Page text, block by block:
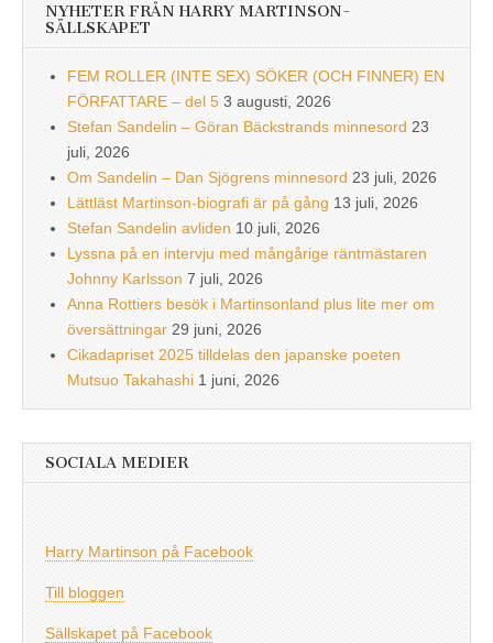
NYHETER FRÅN HARRY MARTINSON-
SÄLLSKAPET
FEM ROLLER (INTE SEX) SÖKER (OCH FINNER) EN
FÖRFATTARE – del 5 3 augusti, 2026
Stefan Sandelin – Göran Bäckstrands minnesord 23
juli, 2026
Om Sandelin – Dan Sjögrens minnesord 23 juli, 2026
Lättläst Martinson-biografi är på gång 13 juli, 2026
Stefan Sandelin avliden 10 juli, 2026
Lyssna på en intervju med mångårige räntmästaren
Johnny Karlsson 7 juli, 2026
Anna Rottiers besök i Martinsonland plus lite mer om
översättningar 29 juni, 2026
Cikadapriset 2025 tilldelas den japanske poeten
Mutsuo Takahashi 1 juni, 2026
SOCIALA MEDIER
Harry Martinson på Facebook
Till bloggen
Sällskapet på Facebook